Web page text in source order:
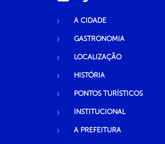
A CIDADE
GASTRONOMIA
LOCALIZAÇÃO
HISTÓRIA
PONTOS TURÍSTICOS
INSTITUCIONAL
A PREFEITURA